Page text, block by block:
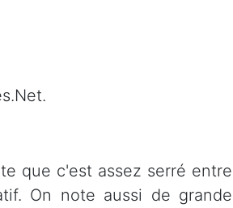
que c'est assez serré entre
On note aussi de grande